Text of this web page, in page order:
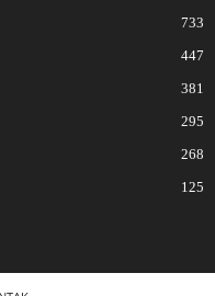
733
447
381
295
268
125